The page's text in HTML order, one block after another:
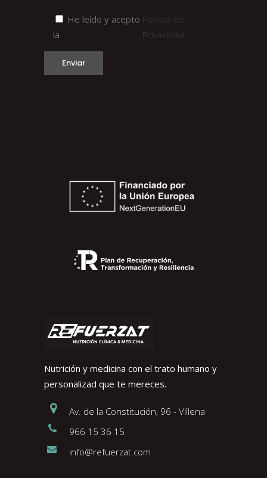
Nutrición y medicina con el trato humano y
personalizad que te mereces.
Av. de la Constitución, 96 - Villena
966 15 36 15
info@refuerzat.com
He leído y acepto
la
Política de
Privacidad